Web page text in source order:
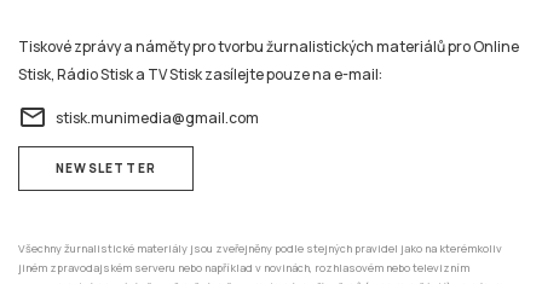
email stisk.munimedia@gmail.com
NEWSLETTER
Všechny žurnalistické materiály jsou zveřejněny podle stejných pravidel jako na kterémkoliv
formě není možné nyní ani v budoucnu.